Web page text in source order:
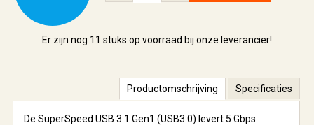
Er zijn nog 11 stuks op voorraad bij onze leverancier!
Productomschrijving Specificaties
De SuperSpeed USB 3.1 Gen1 (USB3.0) levert 5 Gbps